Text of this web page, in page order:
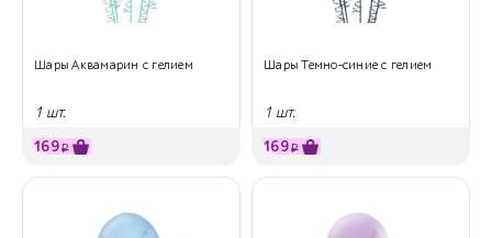
Шары Аквамарин с гелием
1 шт.
169₽
Шары Темно-синие с гелием
1 шт.
169₽